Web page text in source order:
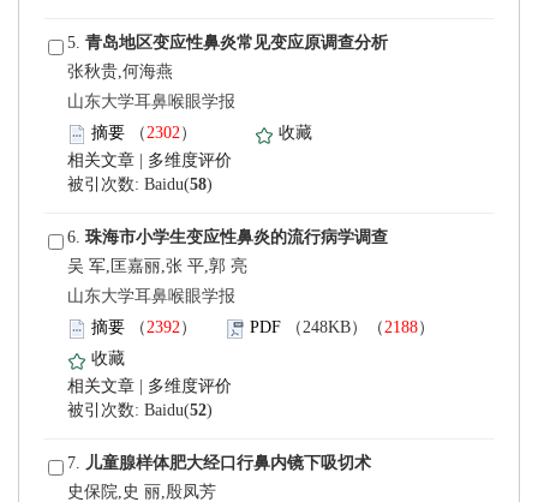
5.
张秋贵,何海燕
山东大学耳鼻喉眼学报
）
)
6.
吴 军,匡嘉丽,张 平,郭 亮
山东大学耳鼻喉眼学报
）
）
)
7.
史保院,史 丽,殷凤芳